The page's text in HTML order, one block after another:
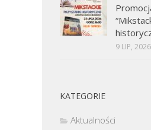
9 LIP, 2026
KATEGORIE
Aktualności